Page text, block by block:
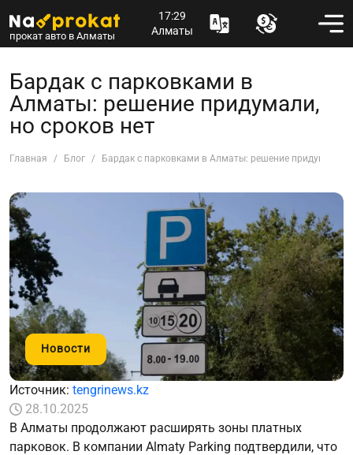
прокат авто в Алматы
17:30
Алматы
Бардак с парковками в
Алматы: решение придумали,
но сроков нет
Главная Блог Бардак с парковками в Алматы: решение придумали,
Новости
Источник: tengrinews.kz
28.10.2025
В Алматы продолжают расширять зоны платных
парковок. В компании Almaty Parking подтвердили, что